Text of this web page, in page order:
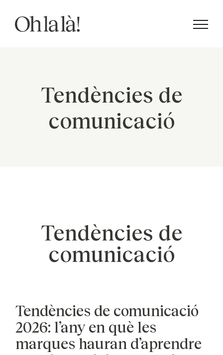
content
Tendències de
comunicació
Tendències de
comunicació
Tendències de comunicació
2026: l’any en què les
marques hauran d’aprendre